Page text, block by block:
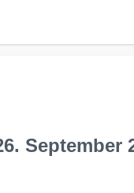
September